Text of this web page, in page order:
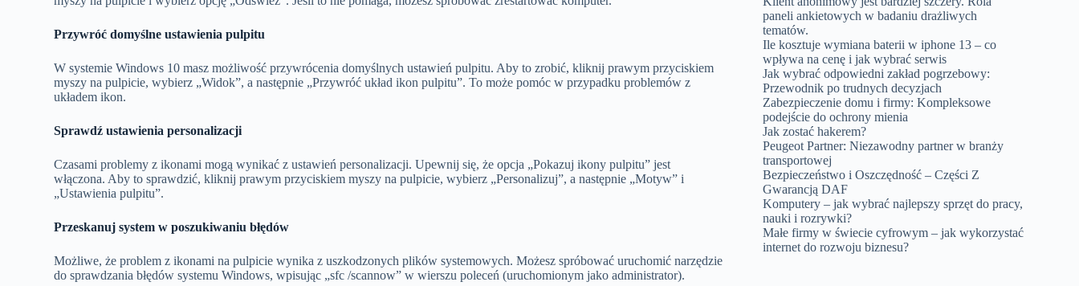
Przywróć domyślne ustawienia pulpitu
W systemie Windows 10 masz możliwość przywrócenia domyślnych ustawień pulpitu. Aby to zrobić, kliknij prawym przyciskiem
myszy na pulpicie, wybierz „Widok”, a następnie „Przywróć układ ikon pulpitu”. To może pomóc w przypadku problemów z
układem ikon.
Sprawdź ustawienia personalizacji
Czasami problemy z ikonami mogą wynikać z ustawień personalizacji. Upewnij się, że opcja „Pokazuj ikony pulpitu” jest
włączona. Aby to sprawdzić, kliknij prawym przyciskiem myszy na pulpicie, wybierz „Personalizuj”, a następnie „Motyw” i
„Ustawienia pulpitu”.
Przeskanuj system w poszukiwaniu błędów
Możliwe, że problem z ikonami na pulpicie wynika z uszkodzonych plików systemowych. Możesz spróbować uruchomić narzędzie
do sprawdzania błędów systemu Windows, wpisując „sfc /scannow” w wierszu poleceń (uruchomionym jako administrator).
paneli ankietowych w badaniu drażliwych
tematów.
Ile kosztuje wymiana baterii w iphone 13 – co
wpływa na cenę i jak wybrać serwis
Jak wybrać odpowiedni zakład pogrzebowy:
Przewodnik po trudnych decyzjach
Zabezpieczenie domu i firmy: Kompleksowe
podejście do ochrony mienia
Jak zostać hakerem?
Peugeot Partner: Niezawodny partner w branży
transportowej
Bezpieczeństwo i Oszczędność – Części Z
Gwarancją DAF
Komputery – jak wybrać najlepszy sprzęt do pracy,
nauki i rozrywki?
Małe firmy w świecie cyfrowym – jak wykorzystać
internet do rozwoju biznesu?